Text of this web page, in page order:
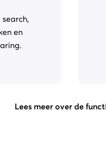
en
Lees meer over de